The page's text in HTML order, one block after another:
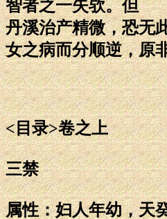
智者之一失欤。但
丹溪治产精微，恐无
女之病而分顺逆，原
<目录>卷之上
三禁
属性：妇人年幼，天